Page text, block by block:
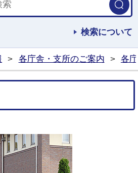
検索について
> 各庁舎・支所のご案内 > 各